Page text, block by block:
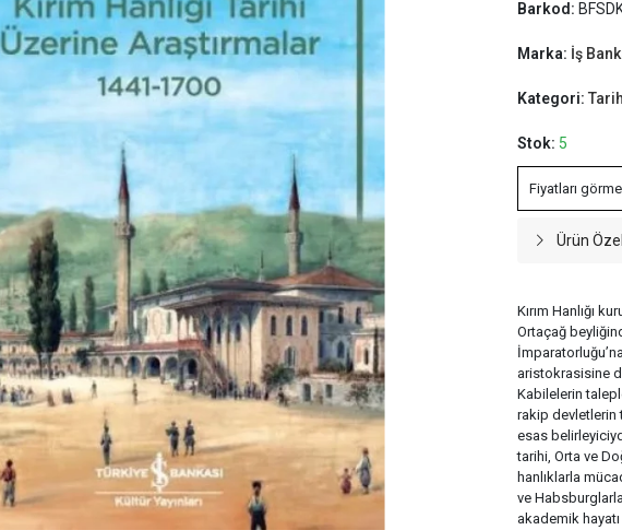
Barkod:
Marka: İş
Kategori: Tarih
Stok: 5
Fiyatları
Ürün
Kırım Hanlığı
Ortaçağ
aristokrasisine
Kabilelerin
rakip devletlerin
esas
tarihi, Orta ve
hanlıklarla
ve
akademik